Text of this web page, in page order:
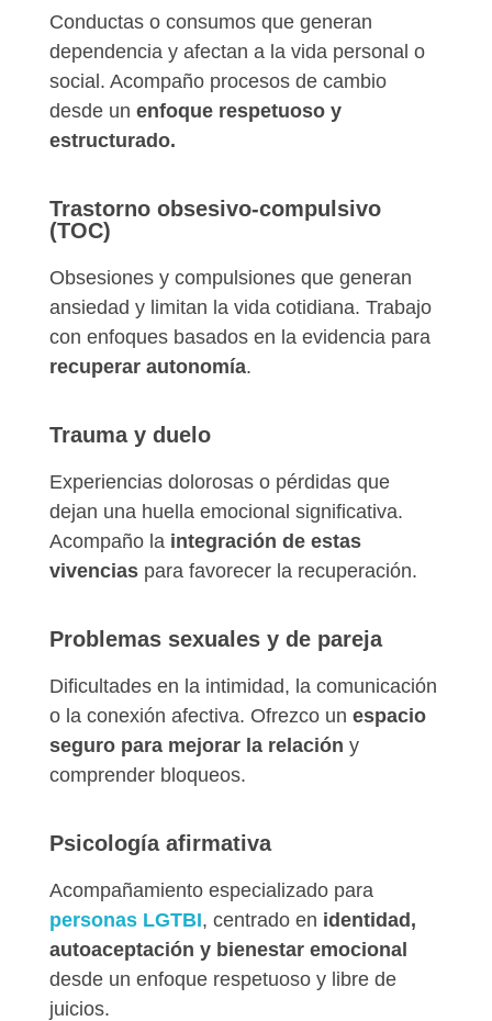
Conductas o consumos que generan
dependencia y afectan a la vida personal o
social. Acompaño procesos de cambio
desde un enfoque respetuoso y
estructurado.
Trastorno obsesivo-compulsivo
(TOC)
Obsesiones y compulsiones que generan
ansiedad y limitan la vida cotidiana. Trabajo
con enfoques basados en la evidencia para
recuperar autonomía.
Trauma y duelo
Experiencias dolorosas o pérdidas que
dejan una huella emocional significativa.
Acompaño la integración de estas
vivencias para favorecer la recuperación.
Problemas sexuales y de pareja
Dificultades en la intimidad, la comunicación
o la conexión afectiva. Ofrezco un espacio
seguro para mejorar la relación y
comprender bloqueos.
Psicología afirmativa
Acompañamiento especializado para
personas LGTBI, centrado en identidad,
autoaceptación y bienestar emocional
desde un enfoque respetuoso y libre de
juicios.